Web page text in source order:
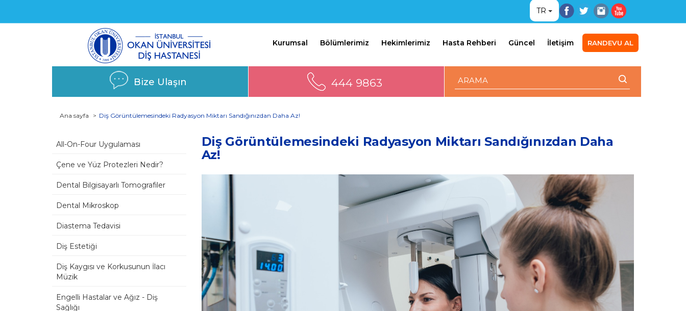
TR
Kurumsal Bölümlerimiz Hekimlerimiz Hasta Rehberi Güncel İletişim RANDEVU AL
Bize Ulaşın 444 9863
Ana sayfa Diş Görüntülemesindeki Radyasyon Miktarı Sandığınızdan Daha Az!
All-On-Four Uygulaması
Çene ve Yüz Protezleri Nedir?
Dental Bilgisayarlı Tomografiler
Dental Mikroskop
Diastema Tedavisi
Diş Estetiği
Diş Kaygısı ve Korkusunun İlacı
Müzik
Engelli Hastalar ve Ağız - Diş
Sağlığı
Diş Görüntülemesindeki Radyasyon Miktarı Sandığınızdan Daha
Az!